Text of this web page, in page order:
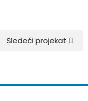
Sledeći projekat